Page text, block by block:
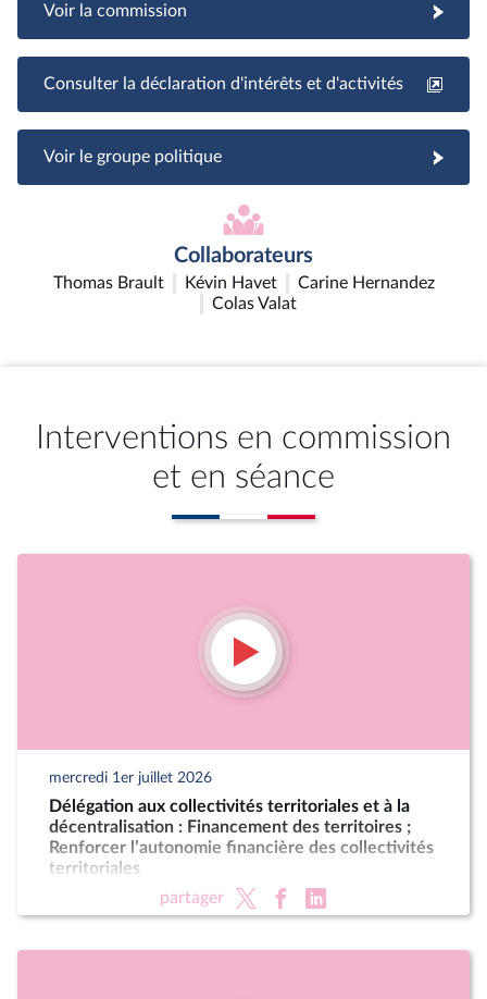
Voir la commission
Consulter la déclaration d'intérêts et d'activités
Voir le groupe politique
Collaborateurs
Thomas Brault Kévin Havet
Carine Hernandez
Colas Valat
Interventions en commission
et en séance
mercredi 1er juillet 2026
Délégation aux collectivités territoriales et à la
décentralisation : Financement des territoires ;
Renforcer l’autonomie financière des collectivités
territoriales
partager